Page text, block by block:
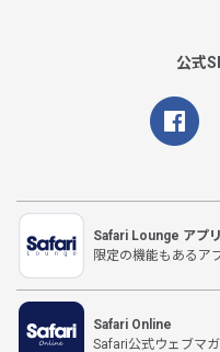
公式
Safari Lounge アプリ
限定の機能もあるア
Safari Online
Safari公式ウェブマ